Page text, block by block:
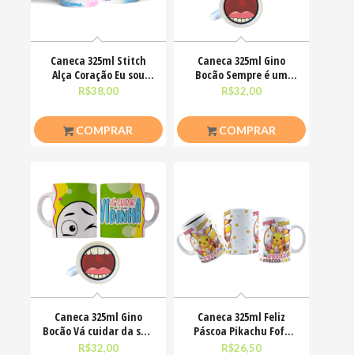
Caneca 325ml Stitch
Alça Coração Eu sou
uma pessoa calma
R$38,00
COMPRAR
Caneca 325ml Gino
Bocão Sempre é um
bom dia pra me deixar
R$32,00
COMPRAR
Caneca 325ml Gino
Bocão Vá cuidar da sua
vidinha Engraçadas
R$32,00
Caneca 325ml Feliz
Páscoa Pikachu Fofo
divertido
R$26,50